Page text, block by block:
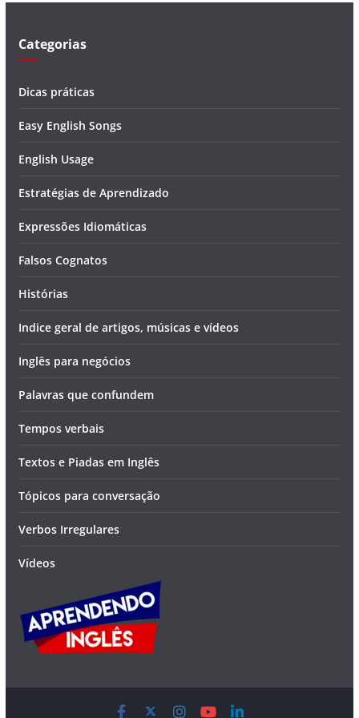
Categorias
Dicas práticas
Easy English Songs
English Usage
Estratégias de Aprendizado
Expressões Idiomáticas
Falsos Cognatos
Histórias
Indice geral de artigos, músicas e vídeos
Inglês para negócios
Palavras que confundem
Tempos verbais
Textos e Piadas em Inglês
Tópicos para conversação
Verbos Irregulares
Vídeos